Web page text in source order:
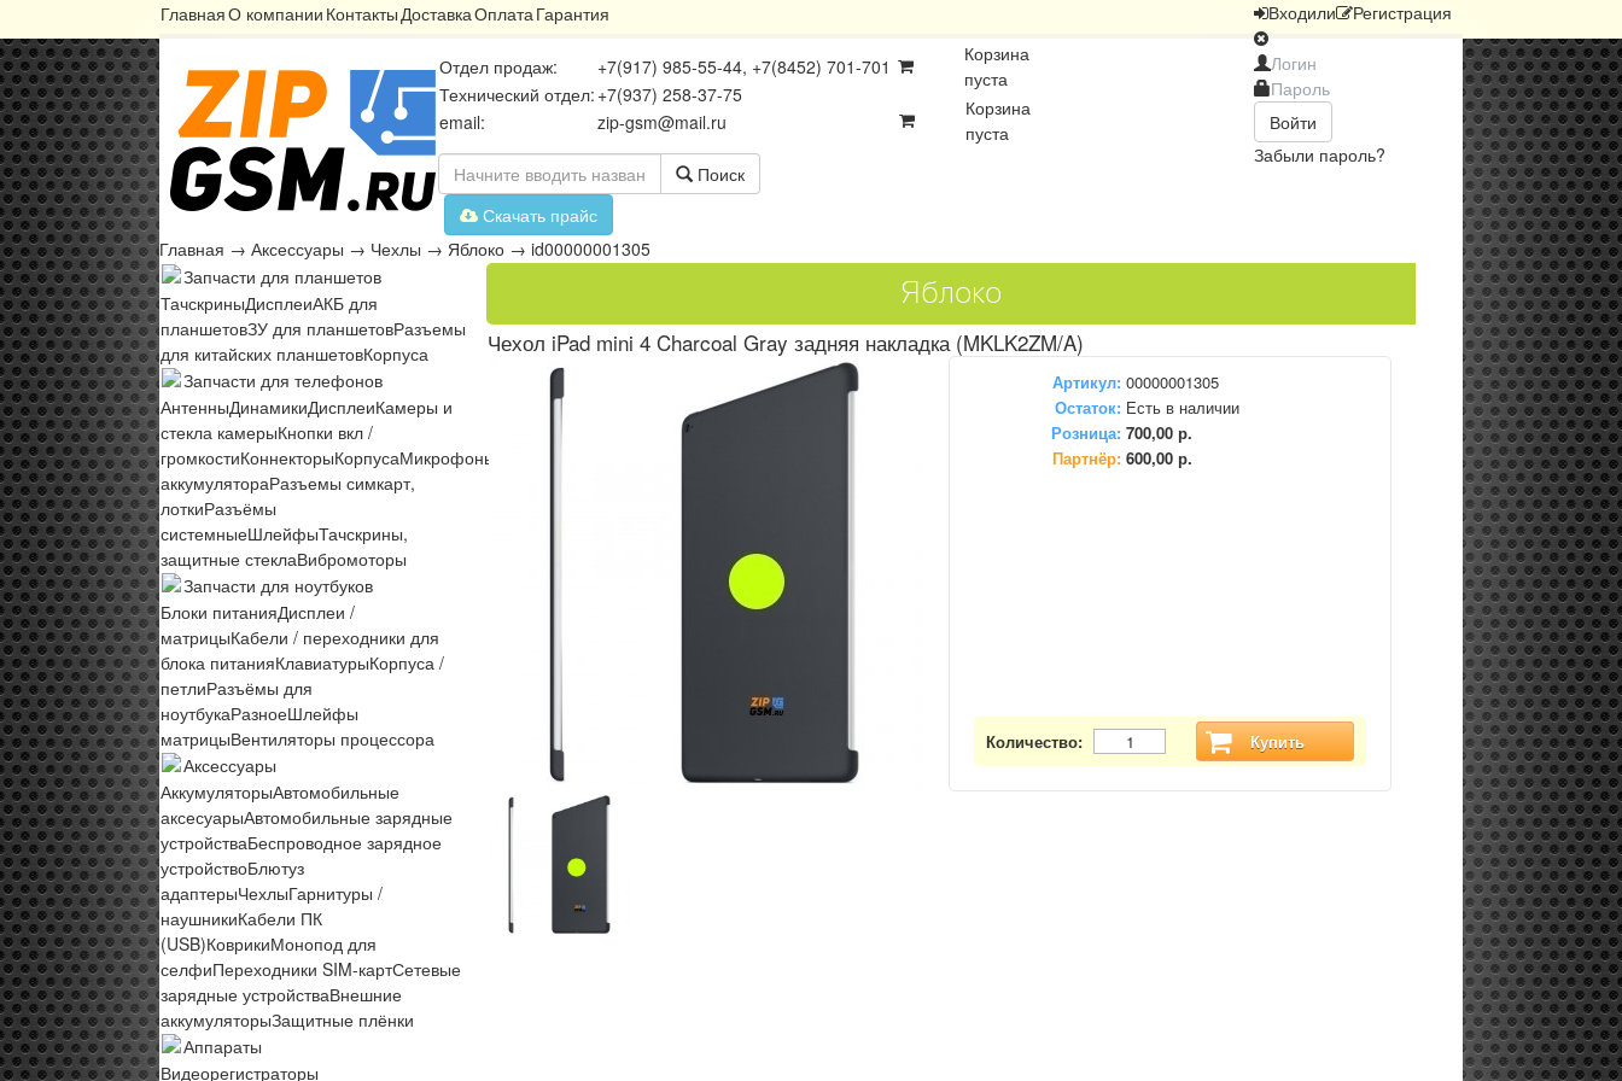
ГлавнаяО компании КонтактыДоставкаОплатаГарантия Входили Регистрация
Войти
Забыли пароль?
Отдел продаж:
+7(917) 985-55-44, +7(8452) 701-701
Технический отдел: +7(937) 258-37-75
email:
zip-gsm@mail.ru
Корзина
пуста
Корзина
пуста
Поиск
Скачать прайс
Главная → Аксессуары → Чехлы → Яблоко → id00000001305
Запчасти для планшетов
ТачскриныДисплеиАКБ для
планшетовЗУ для планшетовРазъемы
для китайских планшетовКорпуса
Запчасти для телефонов
АнтенныДинамикиДисплеиКамеры и
стекла камерыКнопки вкл /
громкостиКоннекторыКорпусаМикрофоны
аккумулятораРазъемы симкарт,
лоткиРазъёмы
системныеШлейфыТачскрины,
защитные стеклаВибромоторы
Запчасти для ноутбуков
Блоки питанияДисплеи /
матрицыКабели / переходники для
блока питанияКлавиатурыКорпуса /
петлиРазъёмы для
ноутбукаРазноеШлейфы
матрицыВентиляторы процессора
Аксессуары
АккумуляторыАвтомобильные
аксесуарыАвтомобильные зарядные
устройстваБеспроводное зарядное
устройствоБлютуз
адаптерыЧехлыГарнитуры /
наушникиКабели ПК
(USB)КоврикиМонопод для
селфиПереходники SIM-картСетевые
зарядные устройстваВнешние
аккумуляторыЗащитные плёнки
Аппараты
Видеорегистраторы
Яблоко
Чехол iPad mini 4 Charcoal Gray задняя накладка (MKLK2ZM/A)
Артикул: 00000001305
Остаток: Есть в наличии
Розница: 700,00 р.
Партнёр: 600,00 р.
Количество: Купить